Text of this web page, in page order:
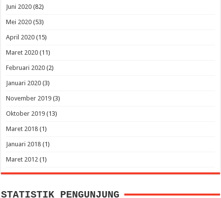
Juni 2020 (82)
Mei 2020 (53)
April 2020 (15)
Maret 2020 (11)
Februari 2020 (2)
Januari 2020 (3)
November 2019 (3)
Oktober 2019 (13)
Maret 2018 (1)
Januari 2018 (1)
Maret 2012 (1)
STATISTIK PENGUNJUNG